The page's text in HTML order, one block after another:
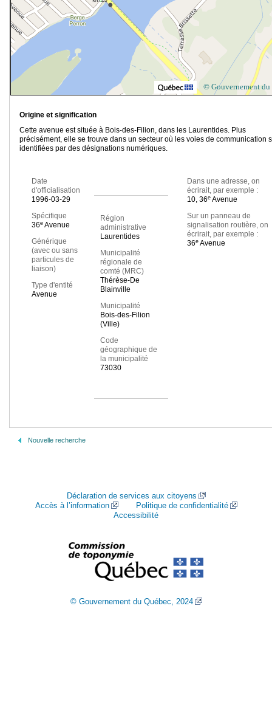
© Gouvernement du
Origine et signification
Cette avenue est située à Bois-des-Filion, dans les Laurentides. Plus
précisément, elle se trouve dans un secteur où les voies de communication
identifiées par des désignations numériques.
Date
d'officialisation
1996-03-29
Spécifique
36e Avenue
Générique
(avec ou sans
particules de
liaison)
Type d'entité
Avenue
Région
administrative
Laurentides
Municipalité
régionale de
comté (MRC)
Thérèse-De
Blainville
Municipalité
Bois-des-Filion
(Ville)
Code
géographique de
la municipalité
73030
Dans une adresse, on
écrirait, par exemple :
10, 36eAvenue
Sur un panneau de
signalisation routière, on
écrirait, par exemple :
36eAvenue
Nouvelle recherche
Déclaration de services aux citoyens
Accès à l’information
Politique de confidentialité
Accessibilité
© Gouvernement du Québec, 2024